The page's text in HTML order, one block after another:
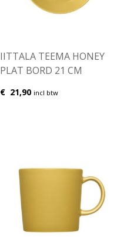
IITTALA TEEMA HONEY
PLAT BORD 21 CM
€ 21,90 incl btw